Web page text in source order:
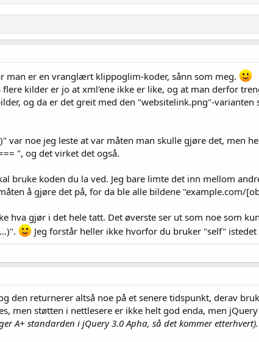
man er en vranglært klippoglim-koder, sånn som meg.
kilder er jo at xml'ene ikke er like, og at man derfor
og da er det greit med den "websitelink.png"-
var noe jeg leste at var måten man skulle gjøre det, men
", og det virket det også.
bruke koden du la ved. Jeg bare limte det inn mellom
å gjøre det på, for da ble alle bildene "example.com/
hva gjør i det hele tatt. Det øverste ser ut som noe som
Jeg forstår heller ikke hvorfor du bruker "self"
den returnerer altså noe på et senere tidspunkt, derav
men støtten i nettlesere er ikke helt god enda, men
A+ standarden i jQuery 3.0 Apha, så det kommer etterhvert).